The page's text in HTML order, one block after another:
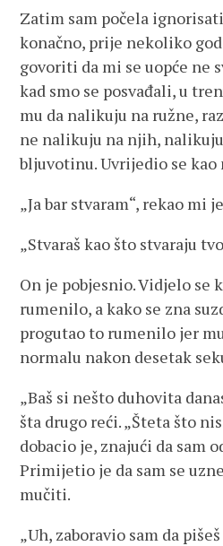
Zatim sam počela
konačno, prije nekoliko
govoriti da mi se uopće ne
kad smo se posvađali, u
mu da nalikuju na ružne,
ne nalikuju na njih,
bljuvotinu. Uvrijedio se kao
„Ja bar stvaram“, rekao mi
„Stvaraš kao što stvaraju
On je pobjesnio. Vidjelo se
rumenilo, a kako se zna
progutao to rumenilo jer
normalu nakon desetak
„Baš si nešto duhovita
šta drugo reći. „Šteta što
dobacio je, znajući da sam
Primijetio je da sam se
mučiti.
„Uh, zaboravio sam da